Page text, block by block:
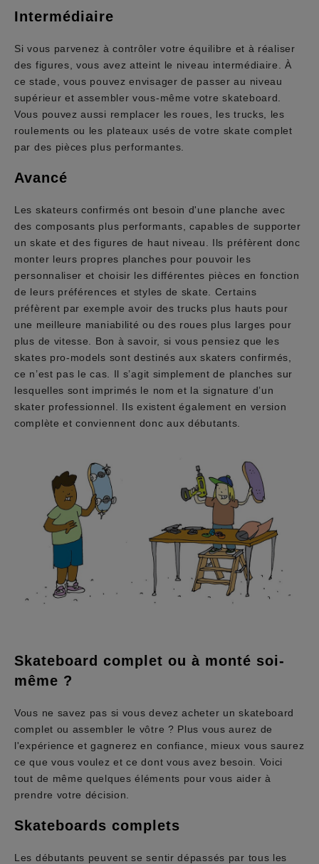
Intermédiaire
Si vous parvenez à contrôler votre équilibre et à réaliser
des figures, vous avez atteint le niveau intermédiaire. À
ce stade, vous pouvez envisager de passer au niveau
supérieur et assembler vous-même votre skateboard.
Vous pouvez aussi remplacer les roues, les trucks, les
roulements ou les plateaux usés de votre skate complet
par des pièces plus performantes.
Avancé
Les skateurs confirmés ont besoin d'une planche avec
des composants plus performants, capables de supporter
un skate et des figures de haut niveau. Ils préfèrent donc
monter leurs propres planches pour pouvoir les
personnaliser et choisir les différentes pièces en fonction
de leurs préférences et styles de skate. Certains
préfèrent par exemple avoir des trucks plus hauts pour
une meilleure maniabilité ou des roues plus larges pour
plus de vitesse. Bon à savoir, si vous pensiez que les
skates pro-models sont destinés aux skaters confirmés,
ce n’est pas le cas. Il s’agit simplement de planches sur
lesquelles sont imprimés le nom et la signature d’un
skater professionnel. Ils existent également en version
complète et conviennent donc aux débutants.
Skateboard complet ou à monté soi-
même ?
Vous ne savez pas si vous devez acheter un skateboard
complet ou assembler le vôtre ? Plus vous aurez de
l'expérience et gagnerez en confiance, mieux vous saurez
ce que vous voulez et ce dont vous avez besoin. Voici
tout de même quelques éléments pour vous aider à
prendre votre décision.
Skateboards complets
Les débutants peuvent se sentir dépassés par tous les